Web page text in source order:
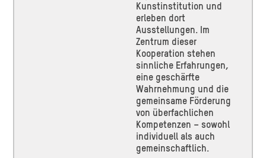
Kunstinstitution und
erleben dort
Ausstellungen. Im
Zentrum dieser
Kooperation stehen
sinnliche Erfahrungen,
eine geschärfte
Wahrnehmung und die
gemeinsame Förderung
von überfachlichen
Kompetenzen – sowohl
individuell als auch
gemeinschaftlich.